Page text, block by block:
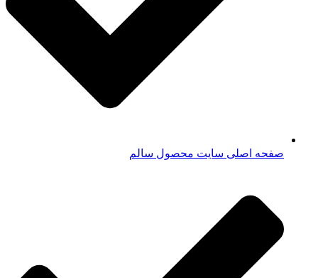
صفحه اصلی سایت محصول سالم